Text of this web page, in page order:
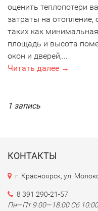
оценить теплопотери
затраты на
таких как
площадь и высота
окон и дверей,...
Читать далее →
1 запись
КОНТАКТЫ
г. Красноярск, ул.
8 391 290-21-57
Пн—Пт 9:00—18:00 Сб